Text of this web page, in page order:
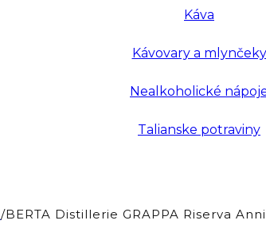
Káva
Kávovary a mlynčeky
Nealkoholické
Talianske potraviny
/BERTA Distillerie GRAPPA Riserva